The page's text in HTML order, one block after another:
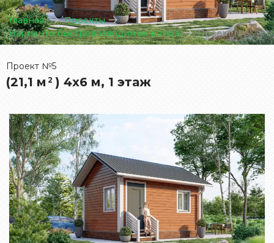
Главная
Проекты
Варианты быстровозводимых домов
Проект №5
Проект №5
(21,1 м2 ) 4х6 м, 1 этаж